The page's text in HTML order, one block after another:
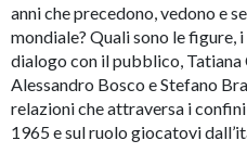
anni che precedono, vedono e
mondiale? Quali sono le figure,
dialogo con il pubblico,
Alessandro Bosco e Stefano
relazioni che attraversa i
1965 e sul ruolo giocatovi